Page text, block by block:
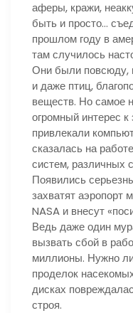
аферы, кражи,
быть и просто…
прошлом году в
там случилось
Они были повсюду,
и даже птиц,
веществ. Но самое
огромный интерес
привлекали
сказалась на
систем, различных
Появились
захватят аэропорт
NASA и внесут
Ведь даже один
вызвать сбой в
миллионы. Нужно
проделок
дисках
строя.